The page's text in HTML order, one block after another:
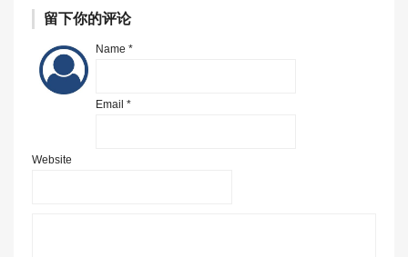
留下你的评论
Name *
Email *
Website